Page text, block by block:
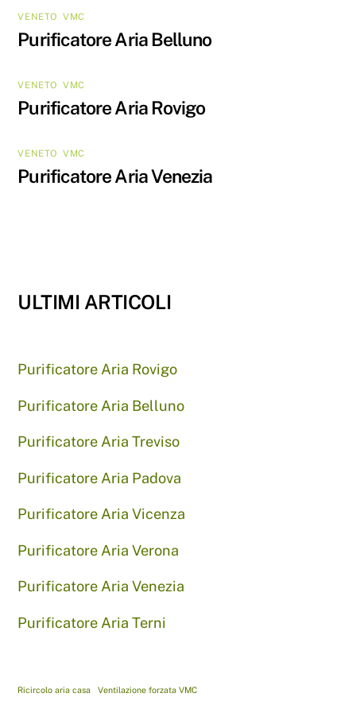
VENETO ,VMC
Purificatore Aria Belluno
VENETO ,VMC
Purificatore Aria Rovigo
VENETO ,VMC
Purificatore Aria Venezia
ULTIMI ARTICOLI
Purificatore Aria Rovigo
Purificatore Aria Belluno
Purificatore Aria Treviso
Purificatore Aria Padova
Purificatore Aria Vicenza
Purificatore Aria Verona
Purificatore Aria Venezia
Purificatore Aria Terni
Ricircolo aria casa Ventilazione forzata VMC